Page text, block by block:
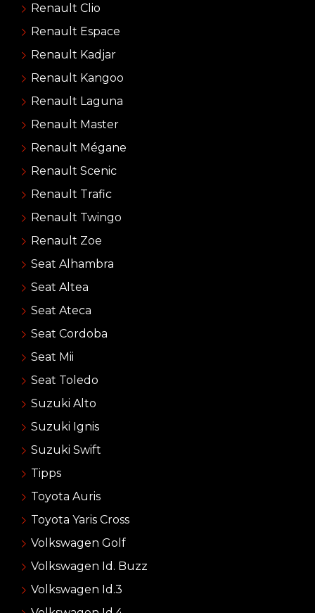
Renault Clio
Renault Espace
Renault Kadjar
Renault Kangoo
Renault Laguna
Renault Master
Renault Mégane
Renault Scenic
Renault Trafic
Renault Twingo
Renault Zoe
Seat Alhambra
Seat Altea
Seat Ateca
Seat Cordoba
Seat Mii
Seat Toledo
Suzuki Alto
Suzuki Ignis
Suzuki Swift
Tipps
Toyota Auris
Toyota Yaris Cross
Volkswagen Golf
Volkswagen Id. Buzz
Volkswagen Id.3